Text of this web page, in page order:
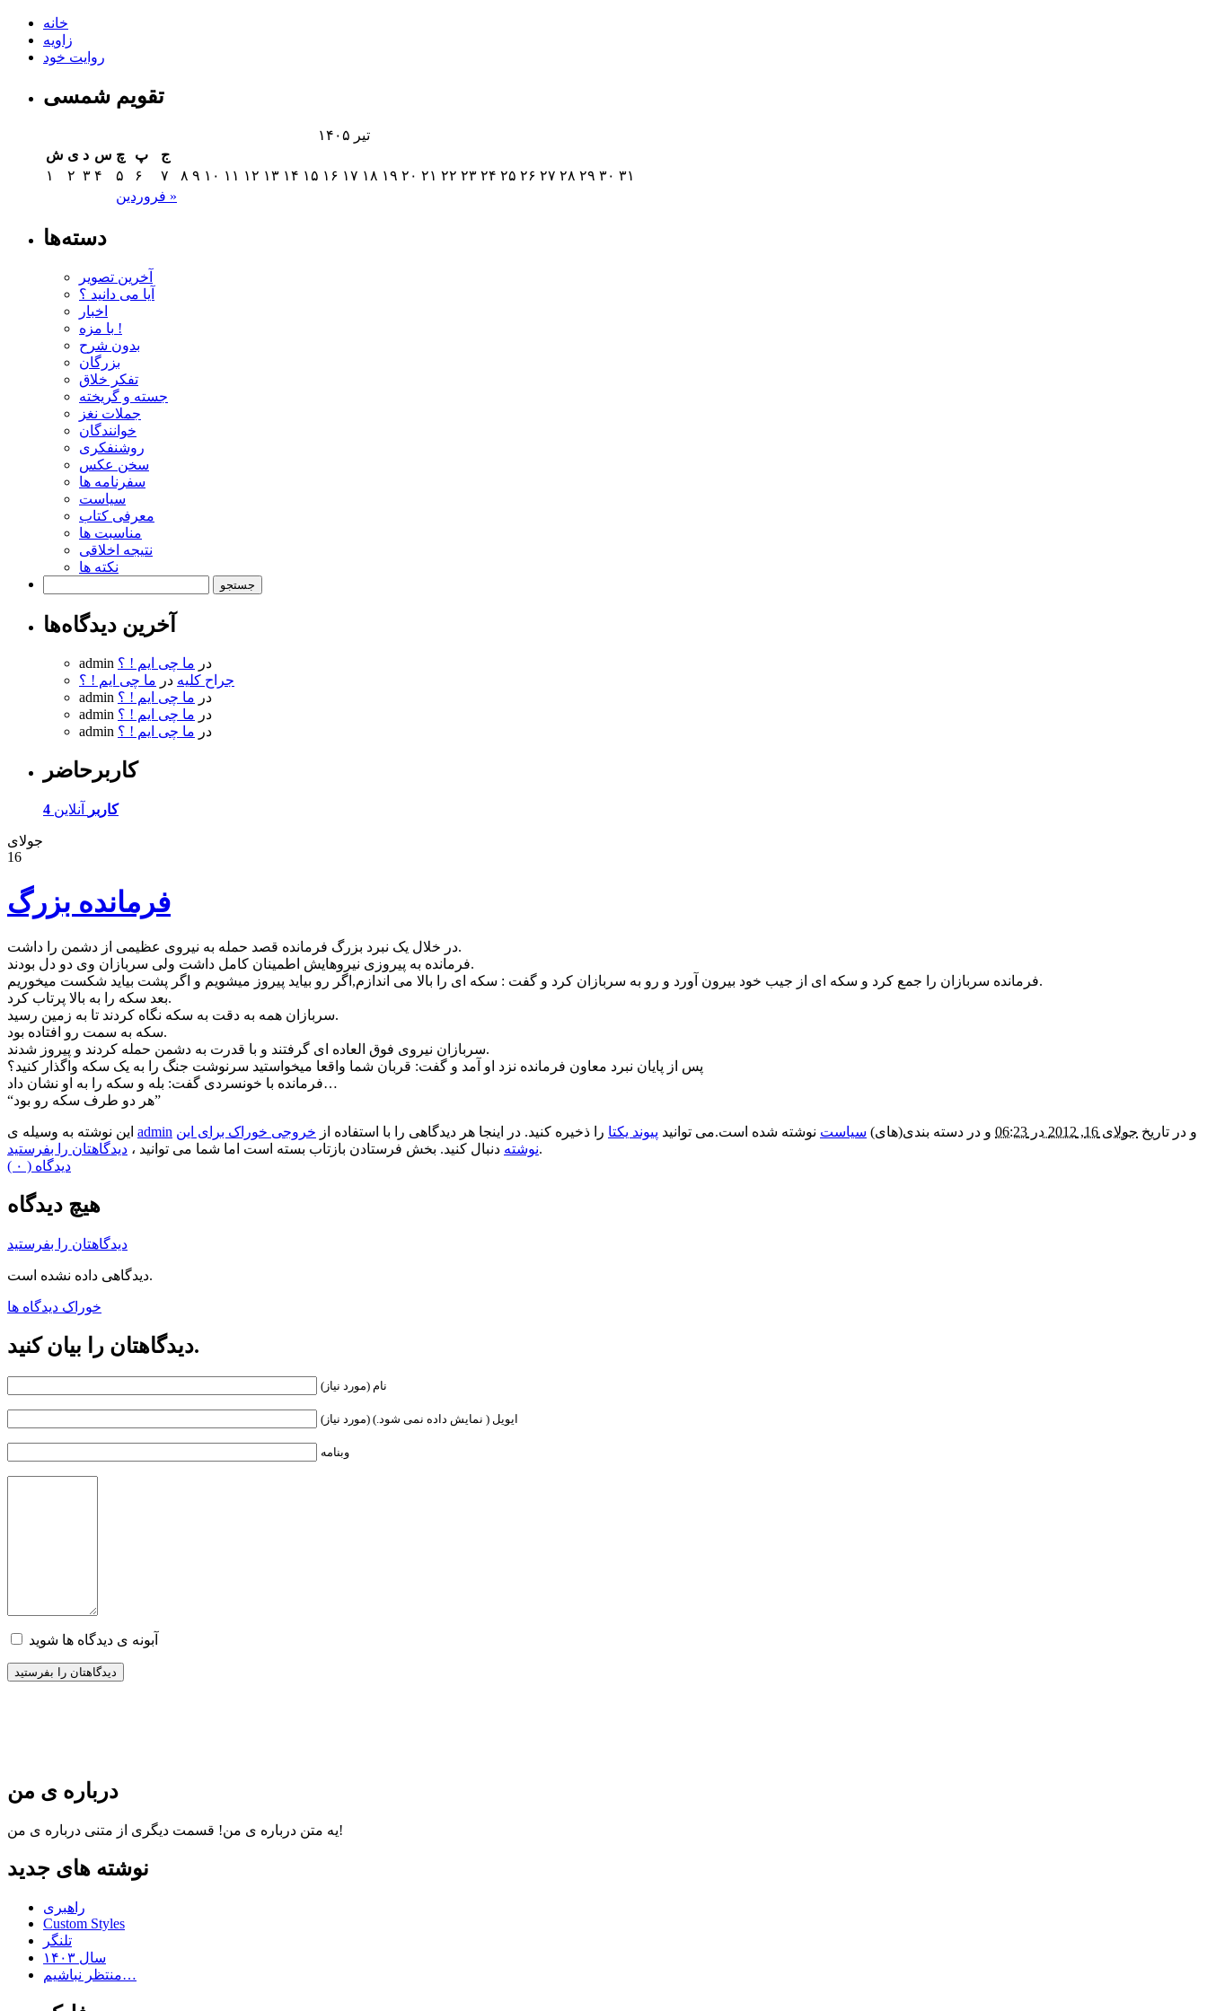
خانه
زاویه
روایت خود
تقویم شمسی
تیر ۱۴۰۵
ش ی د س چ پ ج
فروردین »
۱ ۲ ۳ ۴ ۵ ۶ ۷ ۸ ۹ ۱۰ ۱۱ ۱۲ ۱۳ ۱۴ ۱۵ ۱۶ ۱۷ ۱۸ ۱۹ ۲۰ ۲۱ ۲۲ ۲۳ ۲۴ ۲۵ ۲۶ ۲۷ ۲۸ ۲۹ ۳۰ ۳۱
دسته‌ها
آخرین تصویر
آیا می دانید ؟
اخبار
با مزه !
بدون شرح
بزرگان
تفکر خلاق
جسته و گریخته
جملات نغز
خوانندگان
روشنفکری
سخن عکس
سفرنامه ها
سیاست
معرفی کتاب
مناسبت ها
نتیجه اخلاقی
نکته ها
آخرین دیدگاه‌ها
admin در ما چی ایم ! ؟
جراح کلیه در ما چی ایم ! ؟
admin
در ما چی ایم ! ؟
admin
در ما چی ایم ! ؟
admin
در ما چی ایم ! ؟
کاربرحاضر
4 کاربر آنلاین
جولای
16
فرمانده بزرگ
در خلال یک نبرد بزرگ فرمانده قصد حمله به نیروی عظیمی از دشمن را داشت.
فرمانده به پیروزی نیروهایش اطمینان کامل داشت ولی سربازان وی دو دل بودند.
فرمانده سربازان را جمع کرد و سکه ای از جیب خود بیرون آورد و رو به سربازان کرد و گفت : سکه ای را بالا می اندازم,اگر رو بیاید پیروز میشویم و اگر پشت بیاید شکست میخوریم.
بعد سکه را به بالا پرتاب کرد.
سربازان همه به دقت به سکه نگاه کردند تا به زمین رسید.
سکه به سمت رو افتاده بود.
سربازان نیروی فوق العاده ای گرفتند و با قدرت به دشمن حمله کردند و پیروز شدند.
پس از پایان نبرد معاون فرمانده نزد او آمد و گفت: قربان شما واقعا میخواستید سرنوشت جنگ را به یک سکه واگذار کنید؟
فرمانده با خونسردی گفت: بله و سکه را به او نشان داد…
“هر دو طرف سکه رو بود”
admin و در تاریخ جولای 16, 2012 در 06:23 و در دسته بندی(های) سیاست نوشته شده است.می توانید پیوند یکتا را ذخیره کنید. در اینجا هر دیدگاهی را با استفاده از خروجی خوراک برای این
نوشته دنبال کنید. بخش فرستادن بازتاب بسته است اما شما می توانید ، دیدگاهتان را بفرستید
.
( ۰ ) دیدگاه
هیچ دیدگاه
دیدگاهتان را بفرستید
دیدگاهی داده نشده است.
خوراک دیدگاه ها
دیدگاهتان را بیان کنید.
نام (مورد نیاز)
ایویل ( نمایش داده نمی شود.) (مورد نیاز)
وبنامه
آبونه ی دیدگاه ها شوید
درباره ی من
یه متن درباره ی من!قسمت دیگری از متنی درباره ی من!
نوشته های جدید
راهبری
Custom Styles
تلنگر
سال ۱۴۰۳
منتظر نباشیم…